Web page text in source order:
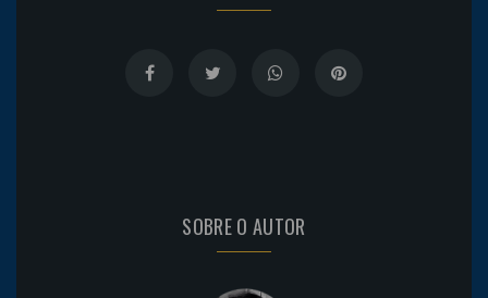
SOBRE O AUTOR